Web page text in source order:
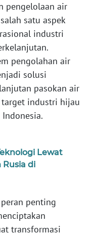
pengelolaan air
satu aspek
industri
pengolahan air
solusi
pasokan air
industri hijau
Lewat
di
penting
transformasi